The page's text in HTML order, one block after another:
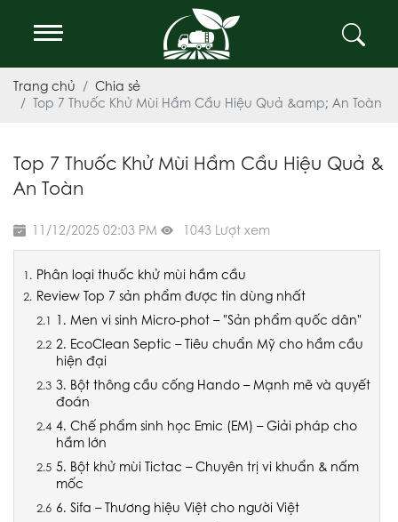
Trang chủ
Chia sẻ
Top 7 Thuốc Khử Mùi Hầm Cầu Hiệu Quả &amp; An Toàn
Top 7 Thuốc Khử Mùi Hầm Cầu Hiệu Quả &
An Toàn
11/12/2025 02:03 PM 1043 Lượt xem
Phân loại thuốc khử mùi hầm cầu
Review Top 7 sản phẩm được tin dùng nhất
1. Men vi sinh Micro-phot – "Sản phẩm quốc dân"
2. EcoClean Septic – Tiêu chuẩn Mỹ cho hầm cầu
hiện đại
3. Bột thông cầu cống Hando – Mạnh mẽ và quyết
đoán
4. Chế phẩm sinh học Emic (EM) – Giải pháp cho
hầm lớn
5. Bột khử mùi Tictac – Chuyên trị vi khuẩn & nấm
mốc
6. Sifa – Thương hiệu Việt cho người Việt